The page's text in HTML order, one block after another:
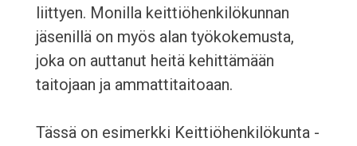
liittyen. Monilla keittiöhenkilökunnan
jäsenillä on myös alan työkokemusta,
joka on auttanut heitä kehittämään
taitojaan ja ammattitaitoaan.
Tässä on esimerkki Keittiöhenkilökunta -